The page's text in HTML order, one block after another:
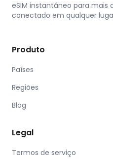
eSIM instantâneo para mais
conectado em qualquer
Produto
Países
Regiões
Blog
Legal
Termos de serviço